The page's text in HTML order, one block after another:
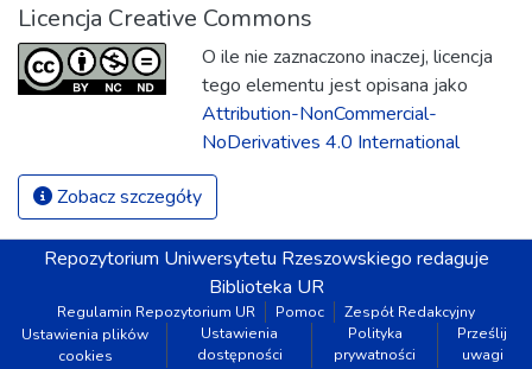
Licencja Creative Commons
O ile nie zaznaczono inaczej, licencja
tego elementu jest opisana jako
Attribution-NonCommercial-
NoDerivatives 4.0 International
Zobacz szczegóły
Repozytorium Uniwersytetu Rzeszowskiego redaguje
Biblioteka UR
Regulamin Repozytorium UR Pomoc
Zespół Redakcyjny
Ustawienia plików
cookies
Ustawienia
dostępności
Polityka
prywatności
Prześlij
uwagi